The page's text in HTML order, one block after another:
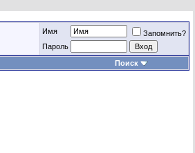
Имя
Запомнить?
Пароль
Поиск